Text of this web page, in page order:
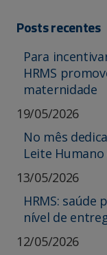
Posts recentes
Para
HRMS
maternidade
19/05/2026
No mês
Leite
13/05/2026
HRMS:
nível de
12/05/2026